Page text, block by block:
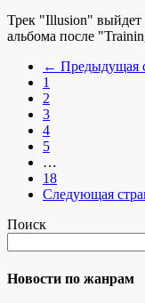
Трек "Illusion" выйдет
альбома после
← Предыдущая
1
2
3
4
5
…
18
Следующая
Поиск
Новости по жанрам